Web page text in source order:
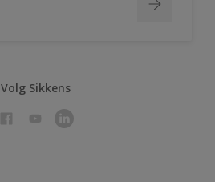
Volg Sikkens